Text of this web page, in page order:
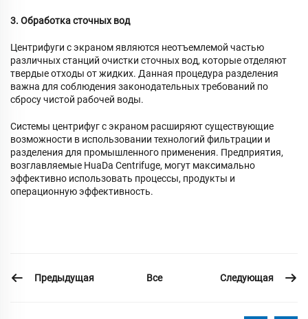
3. Обработка сточных вод
Центрифуги с экраном являются неотъемлемой частью
различных станций очистки сточных вод, которые отделяют
твердые отходы от жидких. Данная процедура разделения
важна для соблюдения законодательных требований по
сбросу чистой рабочей воды.
Системы центрифуг с экраном расширяют существующие
возможности в использовании технологий фильтрации и
разделения для промышленного применения. Предприятия,
возглавляемые HuaDa Centrifuge, могут максимально
эффективно использовать процессы, продукты и
операционную эффективность.
Предыдущая Все Следующая